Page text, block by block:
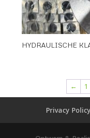
HYDRAULISCHE
← 1
Privacy